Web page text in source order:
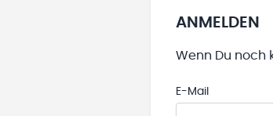
ANMELDEN
Wenn Du noch
E-Mail